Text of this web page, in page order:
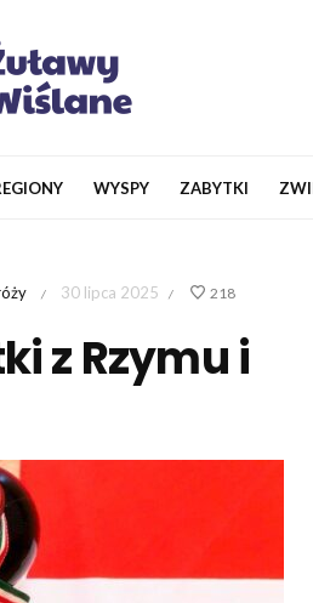
WYSPY ZABYTKI
/ 30 lipca 2025 / 218
z Rzymu i